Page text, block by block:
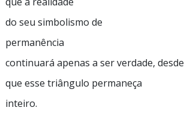
do seu simbolismo de
permanência
continuará apenas a ser verdade, desde
que esse triângulo permaneça
inteiro.